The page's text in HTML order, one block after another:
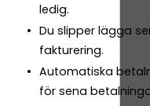
ledig.
Du slipper lägga
fakturering.
Automatiska
för sena